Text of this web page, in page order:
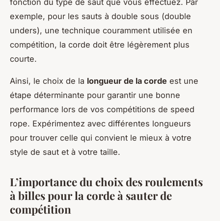
fonction du type de saut que vous effectuez. Par
exemple, pour les sauts à double sous (double
unders), une technique couramment utilisée en
compétition, la corde doit être légèrement plus
courte.
Ainsi, le choix de la longueur de la corde est une
étape déterminante pour garantir une bonne
performance lors de vos compétitions de speed
rope. Expérimentez avec différentes longueurs
pour trouver celle qui convient le mieux à votre
style de saut et à votre taille.
L’importance du choix des roulements
à billes pour la corde à sauter de
compétition